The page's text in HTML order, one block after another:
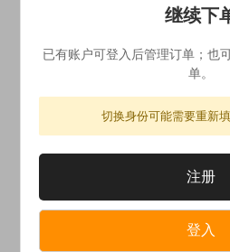
&超值团同等酒店
豪华团酒店参考标准：希尔顿酒店
Homewood Suites、万豪酒店集团
10、自费项目：如欲参加请在团上
可选自费列表（价格
含税）
80
布雷顿岛看日落+夜观
4
继续下
已有账户可登入后管理订单；也
单。
切换身份可能需要重新填
注册
登入